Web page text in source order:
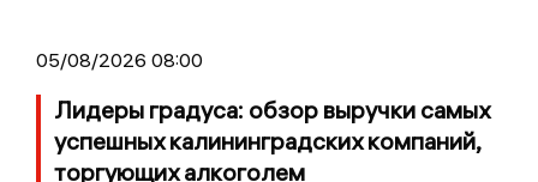
05/08/2026 08:00
Лидеры градуса: обзор выручки самых
успешных калининградских компаний,
торгующих алкоголем